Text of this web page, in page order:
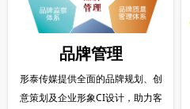
品牌管理
形泰传媒提供全面的品牌规划、创
意策划及企业形象CI设计，助力客